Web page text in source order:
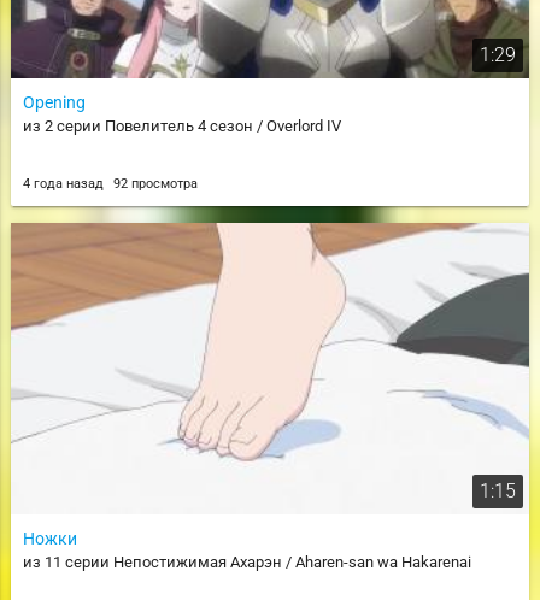
1:29
Opening
из 2 серии Повелитель 4 сезон / Overlord IV
4 года назад 92 просмотра
1:15
Ножки
из 11 серии Непостижимая Ахарэн / Aharen-san wa Hakarenai